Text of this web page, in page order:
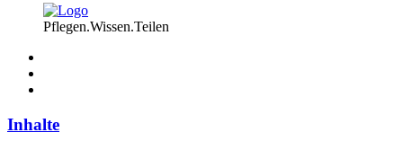
Pflegen.Wissen.Teilen
Inhalte